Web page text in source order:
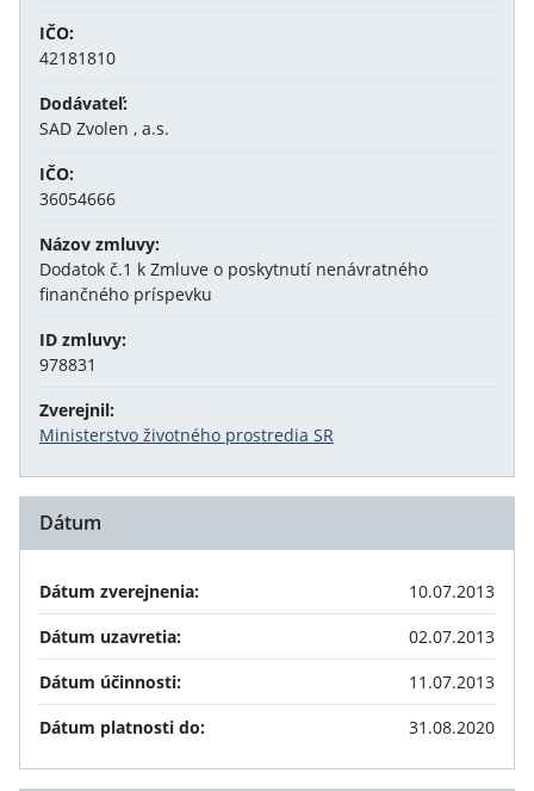
IČO:
42181810
Dodávateľ:
SAD Zvolen , a.s.
IČO:
36054666
Názov zmluvy:
Dodatok č.1 k Zmluve o poskytnutí nenávratného
finančného príspevku
ID zmluvy:
978831
Zverejnil:
Ministerstvo životného prostredia SR
Dátum
Dátum zverejnenia:
10.07.2013
Dátum uzavretia:
02.07.2013
Dátum účinnosti:
11.07.2013
Dátum platnosti do:
31.08.2020